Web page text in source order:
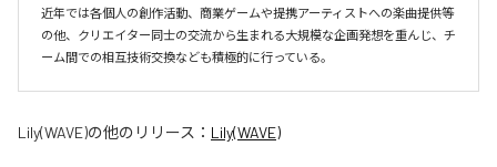
近年では各個人の創作活動、商業ゲームや提携アーティストへの楽曲提供等
の他、クリエイター同士の交流から生まれる大規模な企画発想を重んじ、チ
ーム間での相互技術交換なども積極的に行っている。
Lily(WAVE)の他のリリース： Lily(WAVE)